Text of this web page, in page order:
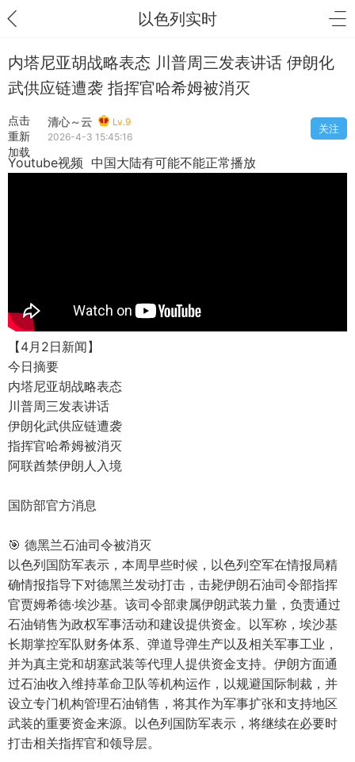
以色列实时
内塔尼亚胡战略表态 川普周三发表讲话 伊朗化
武供应链遭袭 指挥官哈希姆被消灭
点击
重新
加载
清心～云
Lv.9
2026-4-3 15:45:16
关注
Youtube视频 中国大陆有可能不能正常播放
【4月2日新闻】
今日摘要
内塔尼亚胡战略表态
川普周三发表讲话
伊朗化武供应链遭袭
指挥官哈希姆被消灭
阿联酋禁伊朗人入境
国防部官方消息
🎯 德黑兰石油司令被消灭
以色列国防军表示，本周早些时候，以色列空军在情报局精
确情报指导下对德黑兰发动打击，击毙伊朗石油司令部指挥
官贾姆希德·埃沙基。该司令部隶属伊朗武装力量，负责通过
石油销售为政权军事活动和建设提供资金。以军称，埃沙基
长期掌控军队财务体系、弹道导弹生产以及相关军事工业，
并为真主党和胡塞武装等代理人提供资金支持。伊朗方面通
过石油收入维持革命卫队等机构运作，以规避国际制裁，并
设立专门机构管理石油销售，将其作为军事扩张和支持地区
武装的重要资金来源。以色列国防军表示，将继续在必要时
打击相关指挥官和领导层。